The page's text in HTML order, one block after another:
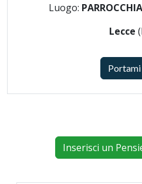
Luogo:
Lecce
Inserisci un